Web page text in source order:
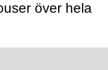
över hela